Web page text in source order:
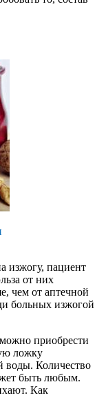
изжогу, пациент
от них
чем от аптечной
больных изжогой
приобрести
ложку
воды. Количество
быть любым.
Как